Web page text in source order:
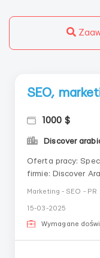
SEO,
1000 $
Discover
Oferta pracy:
firmie: Discover
doświadczonego
poprawić
Marketing - SEO - PR
15-03-2025
Wymagane